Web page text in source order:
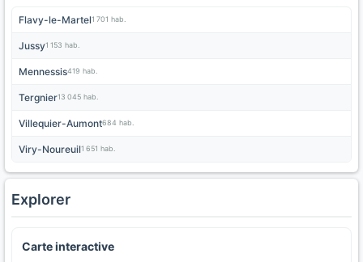
Flavy-le-Martel1 701 hab.
Jussy1 153 hab.
Mennessis419 hab.
Tergnier13 045 hab.
Villequier-Aumont684 hab.
Viry-Noureuil1 651 hab.
Explorer
Carte interactive